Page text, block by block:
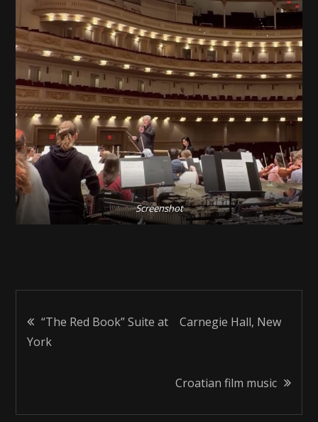
Screenshot
投
稿
“The Red Book” Suite at Carnegie Hall, New
York
Croatian film music